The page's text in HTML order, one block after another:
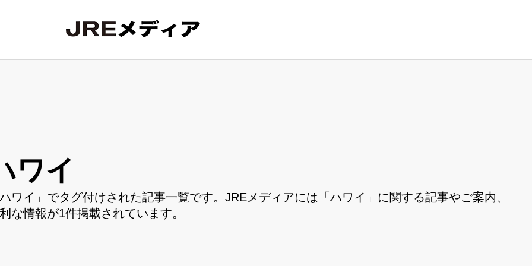
ワイ
ワイ」でタグ付けされた記事一覧です。JREメディアには「ハワイ」に関する記事やご案内、
な情報が1件掲載されています。